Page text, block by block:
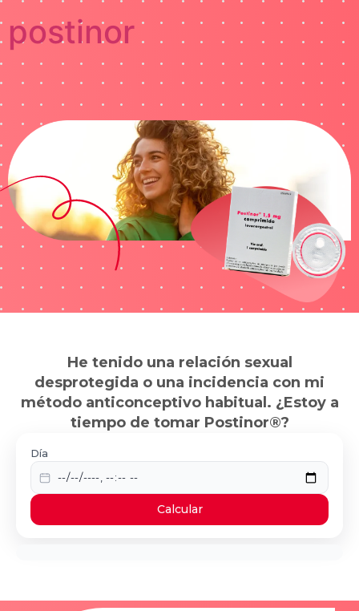
postinor
He tenido una relación sexual
desprotegida o una incidencia con mi
método anticonceptivo habitual. ¿Estoy a
tiempo de tomar Postinor®?
Día
Calcular